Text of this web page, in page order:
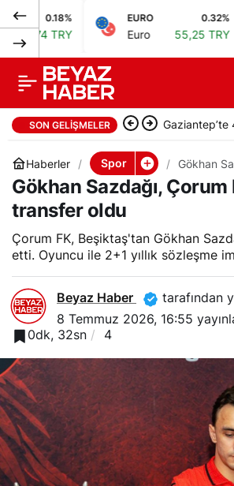
0.18% EURO
Euro 55,25 TRY
SON GELIŞMELER
Haberler Spor
Gökhan
FK’ye
Gökhan Sazdağı, Çorum
transfer oldu
Çorum FK, Beşiktaş'tan Gökhan
etti. Oyuncu ile 2+1 yıllık sözleşme
Beyaz Haber
tarafından
8 Temmuz 2026, 16:55
0dk, 32sn
4
İngiltere ve Norveç
başbakanları Dünya
Kupası çeyrek finali
öncesinde el sıkıştı